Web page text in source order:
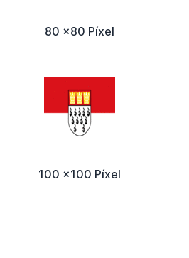
80 x80 Píxel
100 x100 Píxel